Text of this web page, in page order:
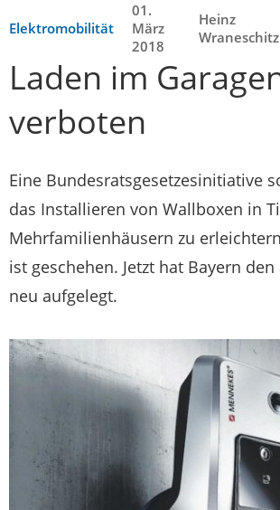
Elektromobilität
01.
März
2018
Heinz
Wraneschitz
Laden im
verboten
Eine Bundesratsgesetzesinitiative
das Installieren von Wallboxen in
Mehrfamilienhäusern zu
ist geschehen. Jetzt hat Bayern
neu aufgelegt.